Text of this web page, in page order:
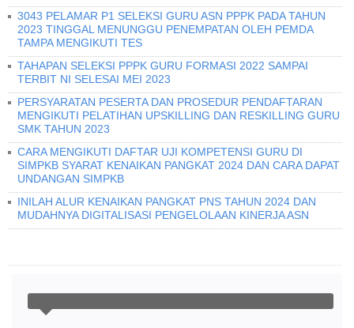
3043 PELAMAR P1 SELEKSI GURU ASN PPPK PADA TAHUN
2023 TINGGAL MENUNGGU PENEMPATAN OLEH PEMDA
TAMPA MENGIKUTI TES
TAHAPAN SELEKSI PPPK GURU FORMASI 2022 SAMPAI
TERBIT NI SELESAI MEI 2023
PERSYARATAN PESERTA DAN PROSEDUR PENDAFTARAN
MENGIKUTI PELATIHAN UPSKILLING DAN RESKILLING GURU
SMK TAHUN 2023
CARA MENGIKUTI DAFTAR UJI KOMPETENSI GURU DI
SIMPKB SYARAT KENAIKAN PANGKAT 2024 DAN CARA DAPAT
UNDANGAN SIMPKB
INILAH ALUR KENAIKAN PANGKAT PNS TAHUN 2024 DAN
MUDAHNYA DIGITALISASI PENGELOLAAN KINERJA ASN